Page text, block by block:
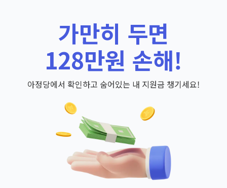
가만히 두면
128만원 손해!
아정당에서 확인하고 숨어있는 내 지원금 챙기세요!